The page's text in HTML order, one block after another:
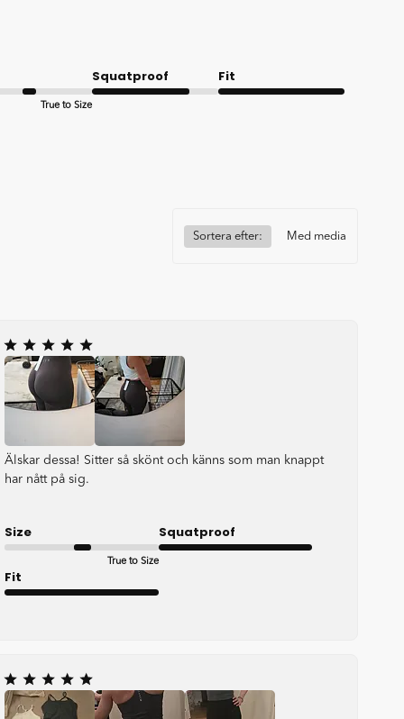
True to Size
Squatproof Fit
Sortera efter: Med media
Älskar dessa! Sitter så skönt och känns som man knappt
har nått på sig.
Size
True to Size
Squatproof
Fit